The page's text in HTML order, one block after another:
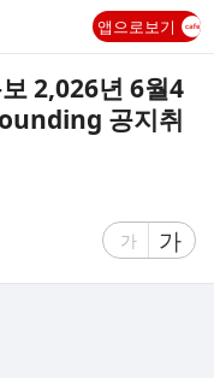
앱으로보기
2,026년 6월4
공지취
글
가
글
자
가